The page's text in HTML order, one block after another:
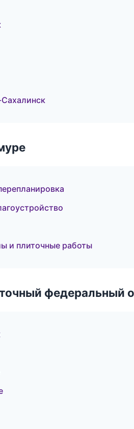
и плиточные работы
федеральный